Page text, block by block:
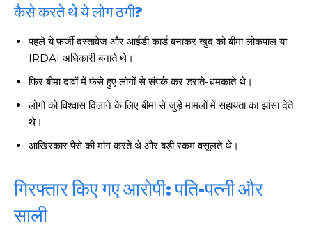
कैसे करते थे ये लोग ठगी?
पहले ये फर्जी दस्तावेज और आईडी कार्ड बनाकर खुद को बीमा लोकपाल या
IRDAI अधिकारी बनाते थे।
फिर बीमा दावों में फंसे हुए लोगों से संपर्क कर डराते-धमकाते थे।
लोगों को विश्वास दिलाने के लिए बीमा से जुड़े मामलों में सहायता का झांसा देते
थे।
आखिरकार पैसे की मांग करते थे और बड़ी रकम वसूलते थे।
गिरफ्तार किए गए आरोपी: पति-पत्नी और
साली